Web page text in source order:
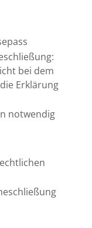
bei dem
Erklärung
notwendig